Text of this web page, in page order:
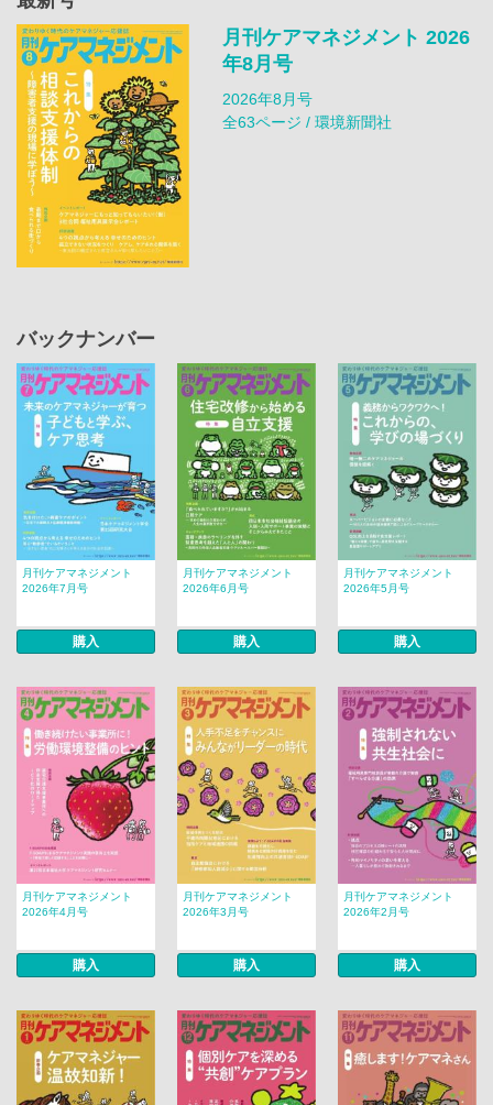
月刊ケアマネジメント 2026
年8月号
2026年8月号
全63ページ / 環境新聞社
バックナンバー
月刊ケアマネジメント
2026年7月号
購入
月刊ケアマネジメント
2026年6月号
購入
月刊ケアマネジメント
2026年5月号
購入
月刊ケアマネジメント
2026年4月号
購入
月刊ケアマネジメント
2026年3月号
購入
月刊ケアマネジメント
2026年2月号
購入